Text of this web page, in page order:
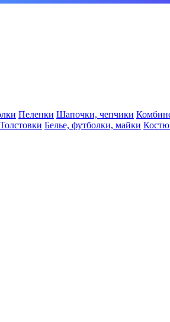
Пеленки Шапочки, чепчики
Толстовки Белье, футболки, майки